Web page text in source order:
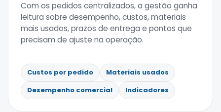
Com os pedidos centralizados, a gestão ganha
leitura sobre desempenho, custos, materiais
mais usados, prazos de entrega e pontos que
precisam de ajuste na operação.
Custos por pedido
Materiais usados
Desempenho comercial
Indicadores